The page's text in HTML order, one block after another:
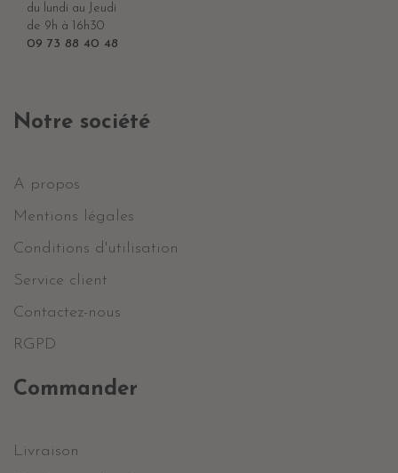
du lundi au Jeudi
de 9h à 16h30
09 73 88 40 48
Notre société
A propos
Mentions légales
Conditions d'utilisation
Service client
Contactez-nous
RGPD
Commander
Livraison